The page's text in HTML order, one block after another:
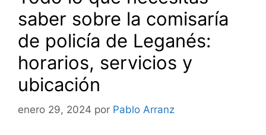
saber sobre la comisaría
de policía de Leganés:
horarios, servicios y
ubicación
enero 29, 2024 por Pablo Arranz